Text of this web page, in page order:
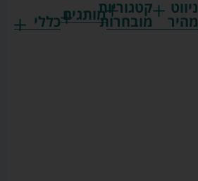
ניווט
מהיר
קטגוריות
מובחרותמותגים
גרקו
כללי